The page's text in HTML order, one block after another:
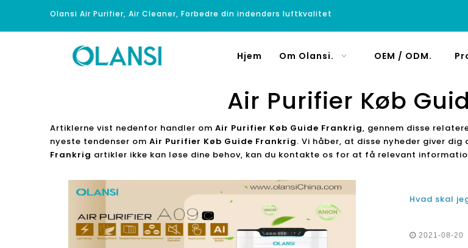
Olansi Air Purifier, Air Cleaner, Forbedre din indendørs luftkvalitet
Hjem Om Olansi. OEM / ODM.
Air Purifier Køb
Artiklerne vist nedenfor handler om Air Purifier Køb Guide Frankrig, gennem disse
nyeste tendenser om Air Purifier Køb Guide Frankrig. Vi håber, at disse nyheder giver
Frankrig artikler ikke kan løse dine behov, kan du kontakte os for at få relevant
Hvad skal
2021-08-20